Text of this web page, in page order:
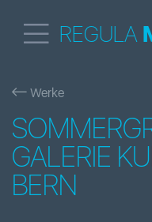
REGULA
Werke
GALERIE
BERN